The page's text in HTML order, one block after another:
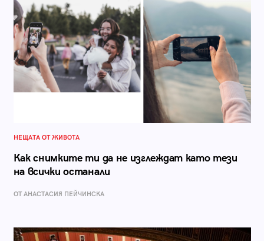
НЕЩАТА ОТ ЖИВОТА
Как снимките ти да не изглеждат като тези
на всички останали
ОТ AНАСТАСИЯ ПЕЙЧИНСКА